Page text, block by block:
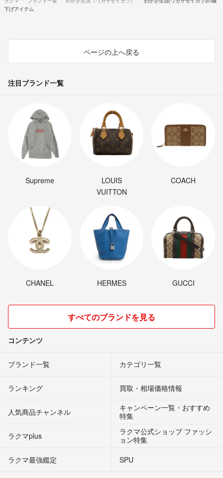
下げアイテム
ページの上へ戻る
注目ブランド一覧
Supreme
LOUIS
VUITTON
COACH
CHANEL HERMES GUCCI
すべてのブランドを見る
コンテンツ
ブランド一覧 カテゴリ一覧
ランキング 買取・相場価格情報
人気商品チャンネル
キャンペーン一覧・おすすめ
特集
ラクマplus
ラクマ公式ショップ ファッシ
ョン特集
ラクマ最強鑑定
SPU